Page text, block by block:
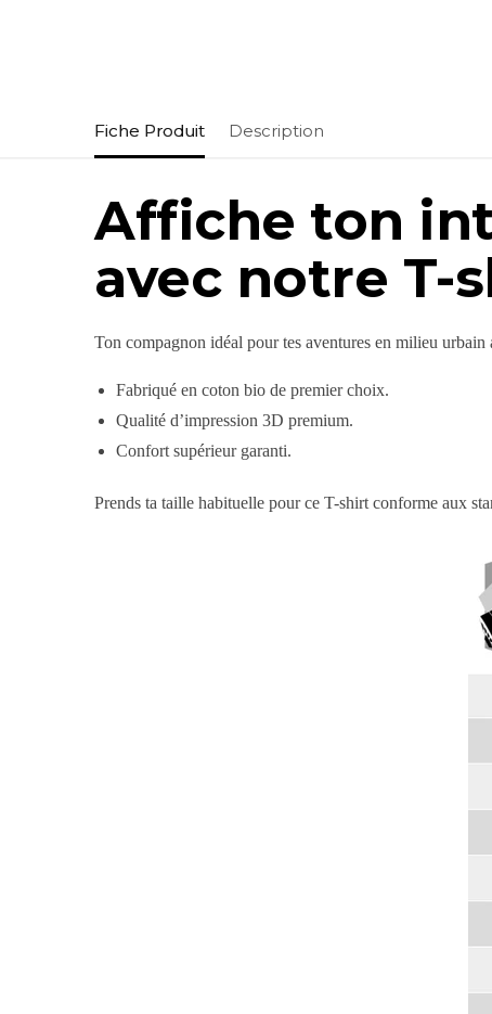
Fiche Produit Description
Affiche ton
avec notre T-
Ton compagnon idéal pour tes aventures en milieu urbain
Fabriqué en coton bio de premier choix.
Qualité d’impression 3D premium.
Confort supérieur garanti.
Prends ta taille habituelle pour ce T-shirt conforme aux